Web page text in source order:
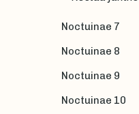
Noctuinae 7
Noctuinae 8
Noctuinae 9
Noctuinae 10